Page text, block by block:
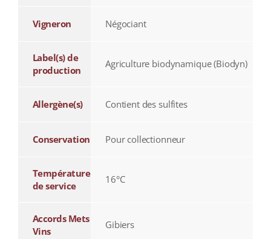
Vigneron Négociant
Label(s) de
production
Agriculture biodynamique (Biodyn)
Allergène(s) Contient des sulfites
Conservation Pour collectionneur
Température
de service
16°C
Accords Mets
Vins
Gibiers